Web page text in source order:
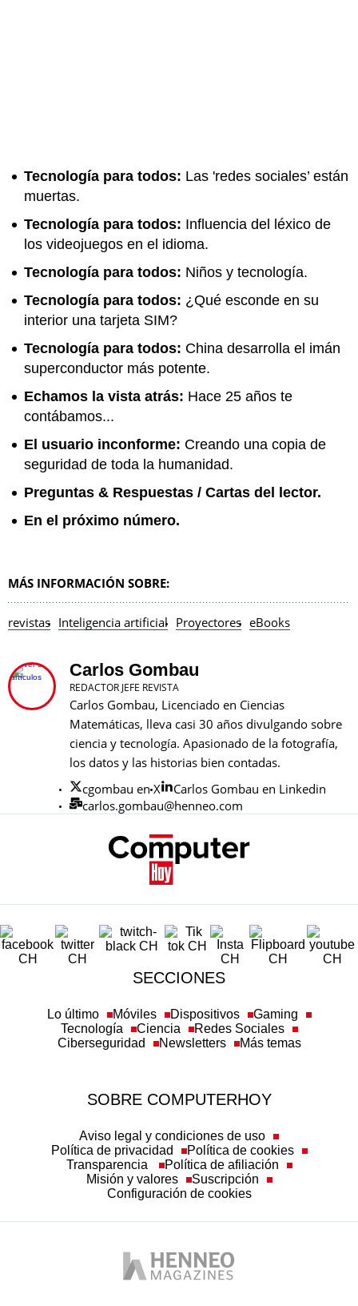
Tecnología para todos: Las 'redes sociales’ están
muertas.
Tecnología para todos: Influencia del léxico de
los videojuegos en el idioma.
Tecnología para todos: Niños y tecnología.
Tecnología para todos: ¿Qué esconde en su
interior una tarjeta SIM?
Tecnología para todos: China desarrolla el imán
superconductor más potente.
Echamos la vista atrás: Hace 25 años te
contábamos...
El usuario inconforme: Creando una copia de
seguridad de toda la humanidad.
Preguntas & Respuestas / Cartas del lector.
En el próximo número.
MÁS INFORMACIÓN SOBRE:
revistas Inteligencia artificial Proyectores eBooks
Carlos Gombau
REDACTOR JEFE REVISTA
Carlos Gombau, Licenciado en Ciencias
Matemáticas, lleva casi 30 años divulgando sobre
ciencia y tecnología. Apasionado de la fotografía,
los datos y las historias bien contadas.
cgombau en X
Carlos Gombau en Linkedin
carlos.gombau@henneo.com
SECCIONES
Lo último Móviles Dispositivos
Gaming
Tecnología
Ciencia
Redes Sociales
Ciberseguridad
Newsletters Más temas
SOBRE COMPUTERHOY
Aviso legal y condiciones de uso
Política de privacidad
Política de cookies
Transparencia
Política de afiliación
Misión y valores
Suscripción
Configuración de cookies